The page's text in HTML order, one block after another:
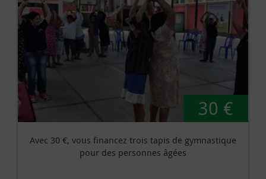
30 €
Avec 30 €, vous financez trois tapis de gymnastique
pour des personnes âgées